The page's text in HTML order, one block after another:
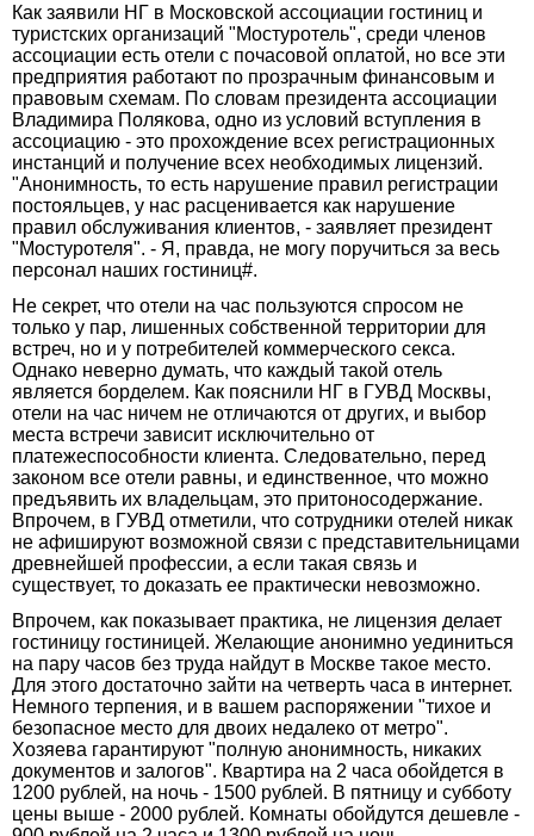
Как заявили НГ в Московской ассоциации гостиниц и
туристских организаций "Мостуротель", среди членов
ассоциации есть отели с почасовой оплатой, но все эти
предприятия работают по прозрачным финансовым и
правовым схемам. По словам президента ассоциации
Владимира Полякова, одно из условий вступления в
ассоциацию - это прохождение всех регистрационных
инстанций и получение всех необходимых лицензий.
"Анонимность, то есть нарушение правил регистрации
постояльцев, у нас расценивается как нарушение
правил обслуживания клиентов, - заявляет президент
"Мостуротеля". - Я, правда, не могу поручиться за весь
персонал наших гостиниц#.
Не секрет, что отели на час пользуются спросом не
только у пар, лишенных собственной территории для
встреч, но и у потребителей коммерческого секса.
Однако неверно думать, что каждый такой отель
является борделем. Как пояснили НГ в ГУВД Москвы,
отели на час ничем не отличаются от других, и выбор
места встречи зависит исключительно от
платежеспособности клиента. Следовательно, перед
законом все отели равны, и единственное, что можно
предъявить их владельцам, это притоносодержание.
Впрочем, в ГУВД отметили, что сотрудники отелей никак
не афишируют возможной связи с представительницами
древнейшей профессии, а если такая связь и
существует, то доказать ее практически невозможно.
Впрочем, как показывает практика, не лицензия делает
гостиницу гостиницей. Желающие анонимно уединиться
на пару часов без труда найдут в Москве такое место.
Для этого достаточно зайти на четверть часа в интернет.
Немного терпения, и в вашем распоряжении "тихое и
безопасное место для двоих недалеко от метро".
Хозяева гарантируют "полную анонимность, никаких
документов и залогов". Квартира на 2 часа обойдется в
1200 рублей, на ночь - 1500 рублей. В пятницу и субботу
цены выше - 2000 рублей. Комнаты обойдутся дешевле -